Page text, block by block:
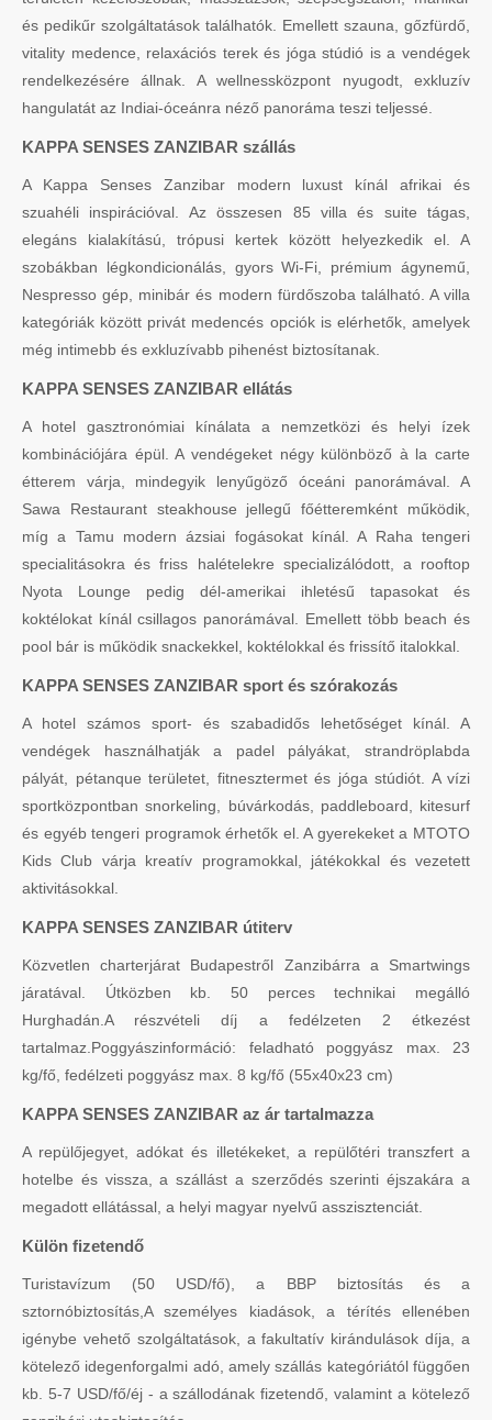
és pedikűr szolgáltatások találhatók. Emellett szauna, gőzfürdő,
vitality medence, relaxációs terek és jóga stúdió is a vendégek
rendelkezésére állnak. A wellnessközpont nyugodt, exkluzív
hangulatát az Indiai-óceánra néző panoráma teszi teljessé.
KAPPA SENSES ZANZIBAR szállás
A Kappa Senses Zanzibar modern luxust kínál afrikai és
szuahéli inspirációval. Az összesen 85 villa és suite tágas,
elegáns kialakítású, trópusi kertek között helyezkedik el. A
szobákban légkondicionálás, gyors Wi-Fi, prémium ágynemű,
Nespresso gép, minibár és modern fürdőszoba található. A villa
kategóriák között privát medencés opciók is elérhetők, amelyek
még intimebb és exkluzívabb pihenést biztosítanak.
KAPPA SENSES ZANZIBAR ellátás
A hotel gasztronómiai kínálata a nemzetközi és helyi ízek
kombinációjára épül. A vendégeket négy különböző à la carte
étterem várja, mindegyik lenyűgöző óceáni panorámával. A
Sawa Restaurant steakhouse jellegű főétteremként működik,
míg a Tamu modern ázsiai fogásokat kínál. A Raha tengeri
specialitásokra és friss halételekre specializálódott, a rooftop
Nyota Lounge pedig dél-amerikai ihletésű tapasokat és
koktélokat kínál csillagos panorámával. Emellett több beach és
pool bár is működik snackekkel, koktélokkal és frissítő italokkal.
KAPPA SENSES ZANZIBAR sport és szórakozás
A hotel számos sport- és szabadidős lehetőséget kínál. A
vendégek használhatják a padel pályákat, strandröplabda
pályát, pétanque területet, fitnesztermet és jóga stúdiót. A vízi
sportközpontban snorkeling, búvárkodás, paddleboard, kitesurf
és egyéb tengeri programok érhetők el. A gyerekeket a MTOTO
Kids Club várja kreatív programokkal, játékokkal és vezetett
aktivitásokkal.
KAPPA SENSES ZANZIBAR útiterv
Közvetlen charterjárat Budapestről Zanzibárra a Smartwings
járatával. Útközben kb. 50 perces technikai megálló
Hurghadán.A részvételi díj a fedélzeten 2 étkezést
tartalmaz.Poggyászinformáció: feladható poggyász max. 23
kg/fő, fedélzeti poggyász max. 8 kg/fő (55x40x23 cm)
KAPPA SENSES ZANZIBAR az ár tartalmazza
A repülőjegyet, adókat és illetékeket, a repülőtéri transzfert a
hotelbe és vissza, a szállást a szerződés szerinti éjszakára a
megadott ellátással, a helyi magyar nyelvű asszisztenciát.
Külön fizetendő
Turistavízum (50 USD/fő), a BBP biztosítás és a
sztornóbiztosítás,A személyes kiadások, a térítés ellenében
igénybe vehető szolgáltatások, a fakultatív kirándulások díja, a
kötelező idegenforgalmi adó, amely szállás kategóriától függően
kb. 5-7 USD/fő/éj - a szállodának fizetendő, valamint a kötelező